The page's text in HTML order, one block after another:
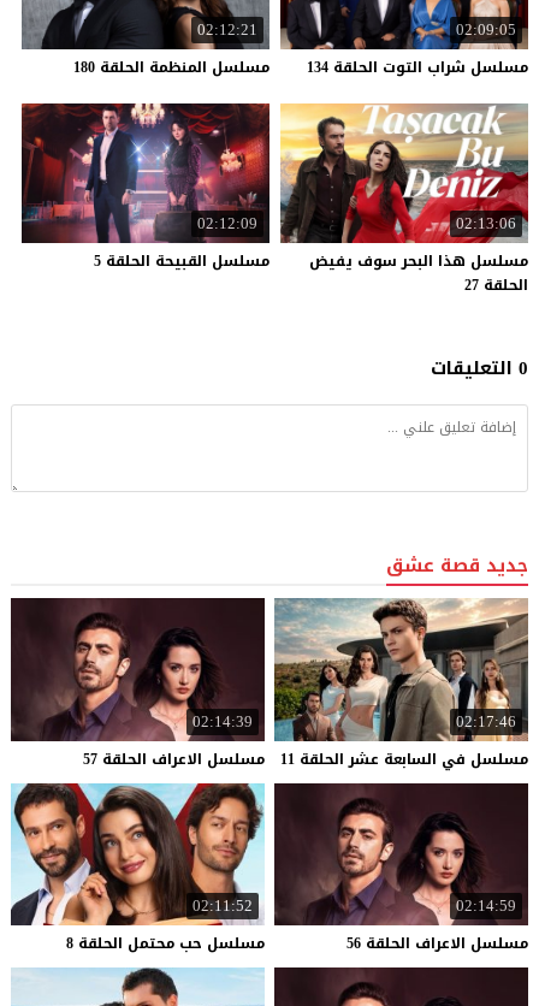
02:09:05
مسلسل شراب التوت الحلقة 134
02:12:21
مسلسل المنظمة الحلقة 180
02:13:06
مسلسل هذا البحر سوف يفيض
الحلقة 27
02:12:09
مسلسل القبيحة الحلقة 5
0 التعليقات
جديد قصة عشق
02:17:46
مسلسل في السابعة عشر الحلقة 11
02:14:39
مسلسل الاعراف الحلقة 57
02:14:59
مسلسل الاعراف الحلقة 56
02:11:52
مسلسل حب محتمل الحلقة 8